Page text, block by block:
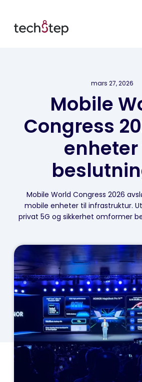
mars 27, 2026
Mobile
Congress
Mobile World Congress 2026
mobile enheter til infrastruktur.
privat 5G og sikkerhet omformer